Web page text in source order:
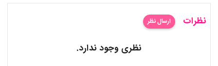
نظرات ارسال نظر
نظری وجود ندارد.